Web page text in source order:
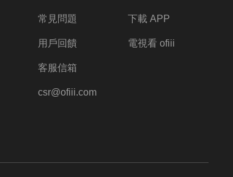
常見問題
用戶回饋
客服信箱
csr@ofiii.com
下載 APP
電視看 ofiii